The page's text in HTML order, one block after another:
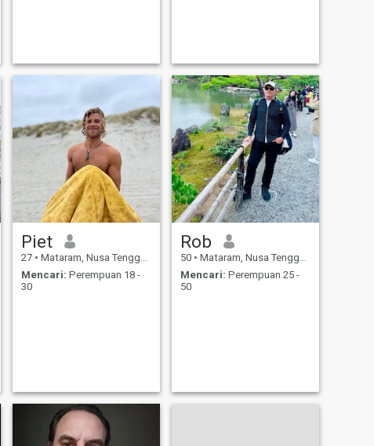
Piet
27 • Mataram, Nusa Tenggara Barat, Indonesia
Mencari: Perempuan 18 -
30
Rob
50 • Mataram, Nusa Tenggara Barat, Indonesia
Mencari: Perempuan 25 -
50